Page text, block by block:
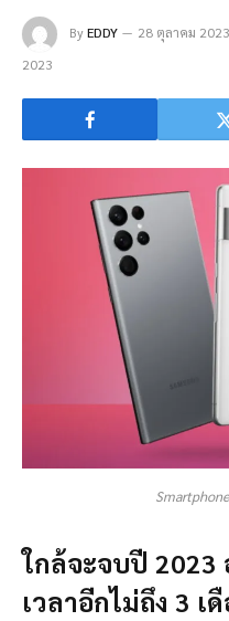
ByEDDY 28 ตุลาคม 2023
2023
ใกล้จะจบปี 2023
เวลาอีกไม่ถึง 3